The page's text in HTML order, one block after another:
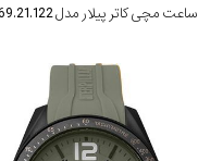
ساعت مچی کاتر پیلار مدل LQ.169.21.122